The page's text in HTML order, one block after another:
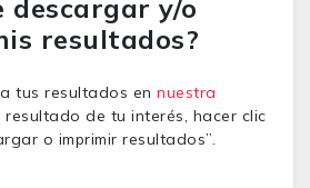
descargar y/o
resultados?
tus resultados en nuestra
resultado de tu interés, hacer clic
o imprimir resultados”.